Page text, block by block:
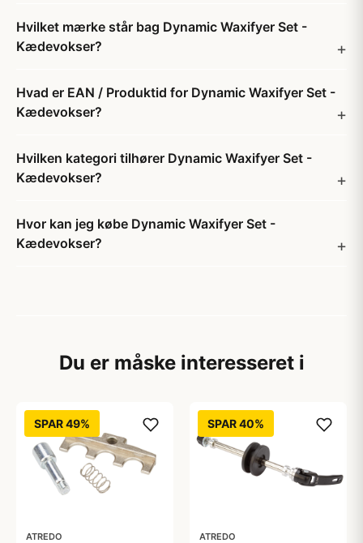
Hvilket mærke står bag Dynamic Waxifyer Set -
Kædevokser?
Hvad er EAN / Produktid for Dynamic Waxifyer Set -
Kædevokser?
Hvilken kategori tilhører Dynamic Waxifyer Set -
Kædevokser?
Hvor kan jeg købe Dynamic Waxifyer Set -
Kædevokser?
Du er måske interesseret i
SPAR 49%
ATREDO
SPAR 40%
ATREDO